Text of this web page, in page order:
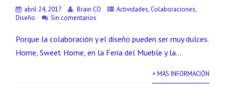
abril 24, 2017 Brain CO Actividades,Colaboraciones,
Diseño
Sin comentarios
Porque la colaboración y el diseño pueden ser muy dulces.
Home, Sweet Home, en la Feria del Mueble y la...
+ MÁS INFORMACIÓN